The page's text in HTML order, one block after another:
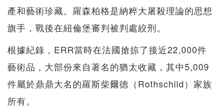
產和藝術珍藏。羅森柏格是納粹大屠殺理論的思想
旗手，戰後在紐倫堡審判被判處絞刑。
根據紀錄，ERR當時在法國搶掠了接近22,000件
藝術品，大部份來自著名的猶太收藏，其中5,009
件屬於鼎鼎大名的羅斯柴爾德（Rothschild）家族
所有。